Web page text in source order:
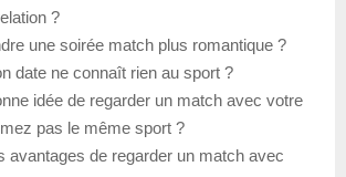
?
une soirée match plus romantique ?
date ne connaît rien au sport ?
idée de regarder un match avec votre
pas le même sport ?
avantages de regarder un match avec